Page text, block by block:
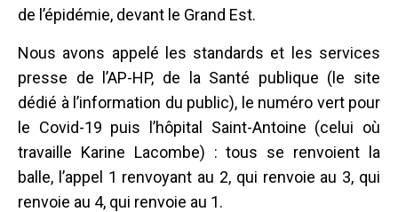
de l’épidémie, devant le Grand Est.
Nous avons appelé les standards et les services
presse de l’AP-HP, de la Santé publique (le site
dédié à l’information du public), le numéro vert pour
le Covid-19 puis l’hôpital Saint-Antoine (celui où
travaille Karine Lacombe) : tous se renvoient la
balle, l’appel 1 renvoyant au 2, qui renvoie au 3, qui
renvoie au 4, qui renvoie au 1.